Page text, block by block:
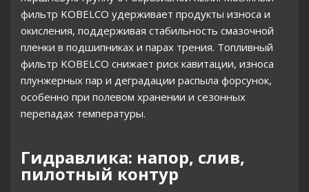
фильтр KOBELCO удерживает продукты износа и
окисления, поддерживая стабильность смазочной
пленки в подшипниках и парах трения. Топливный
фильтр KOBELCO снижает риск кавитации, износа
плунжерных пар и деградации распыла форсунок,
особенно при полевом хранении и сезонных
перепадах температуры.
Гидравлика: напор, слив,
пилотный контур